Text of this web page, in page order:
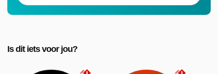
Is dit iets voor jou?